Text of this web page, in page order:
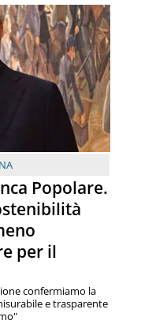
Popolare.
per il
confermiamo la
e trasparente